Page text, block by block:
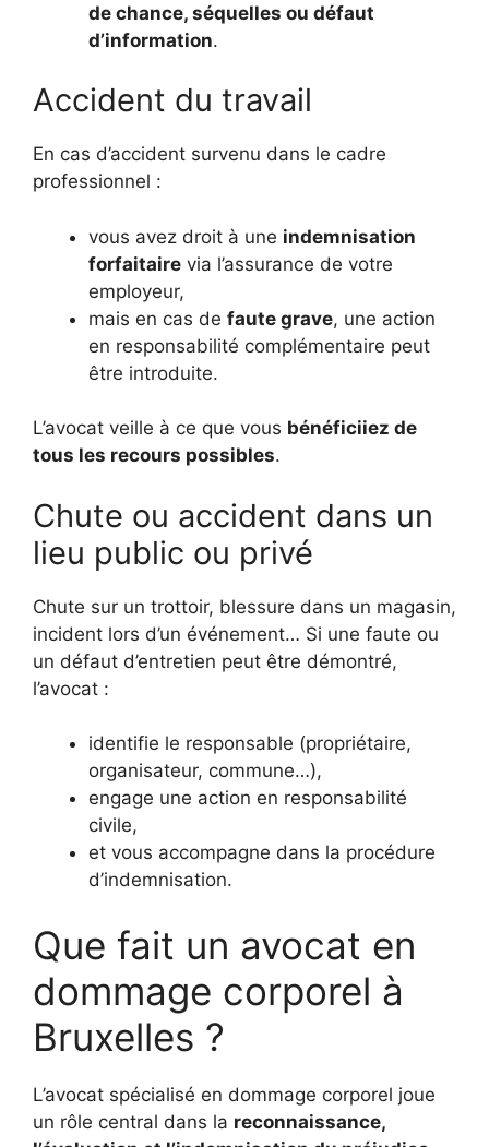
de chance, séquelles ou défaut
d’information.
Accident du travail
En cas d’accident survenu dans le cadre
professionnel :
vous avez droit à une indemnisation
forfaitaire via l’assurance de votre
employeur,
mais en cas de faute grave, une action
en responsabilité complémentaire peut
être introduite.
L’avocat veille à ce que vous bénéficiiez de
tous les recours possibles.
Chute ou accident dans un
lieu public ou privé
Chute sur un trottoir, blessure dans un magasin,
incident lors d’un événement… Si une faute ou
un défaut d’entretien peut être démontré,
l’avocat :
identifie le responsable (propriétaire,
organisateur, commune…),
engage une action en responsabilité
civile,
et vous accompagne dans la procédure
d’indemnisation.
Que fait un avocat en
dommage corporel à
Bruxelles ?
L’avocat spécialisé en dommage corporel joue
un rôle central dans la reconnaissance,